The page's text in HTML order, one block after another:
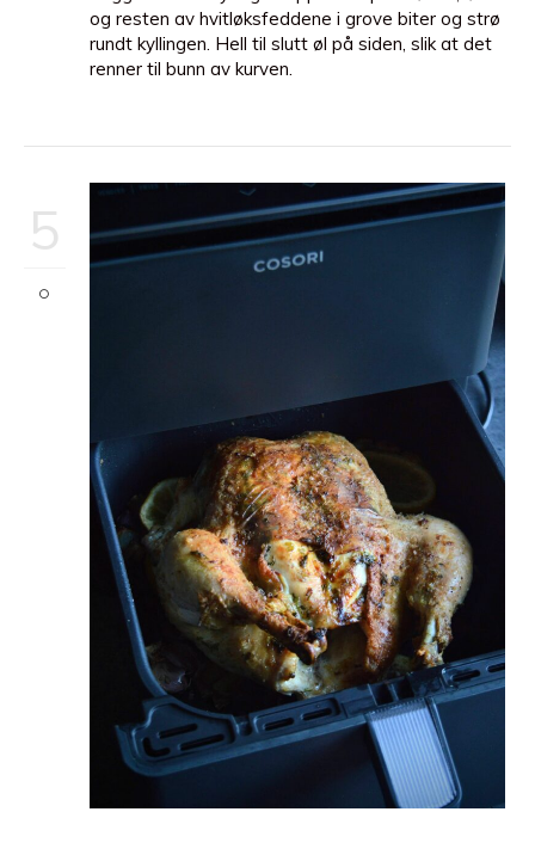
og resten av hvitløksfeddene i grove biter og strø
rundt kyllingen. Hell til slutt øl på siden, slik at det
renner til bunn av kurven.
5